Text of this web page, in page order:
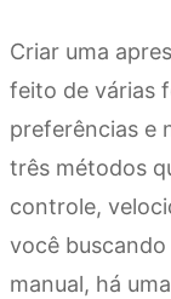
Criar uma
feito de várias
preferências e
três métodos
controle,
você buscando
manual, há